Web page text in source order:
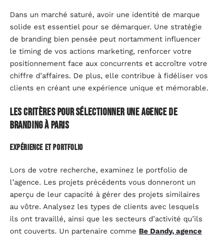
Dans un marché saturé, avoir une identité de marque
solide est essentiel pour se démarquer. Une stratégie
de branding bien pensée peut nortamment influencer
le timing de vos actions marketing, renforcer votre
positionnement face aux concurrents et accroître votre
chiffre d’affaires. De plus, elle contribue à fidéliser vos
clients en créant une expérience unique et mémorable.
Les critères pour sélectionner une agence de
branding à paris
Expérience et portfolio
Lors de votre recherche, examinez le portfolio de
l’agence. Les projets précédents vous donneront un
aperçu de leur capacité à gérer des projets similaires
au vôtre. Analysez les types de clients avec lesquels
ils ont travaillé, ainsi que les secteurs d’activité qu’ils
ont couverts. Un partenaire comme Be Dandy, agence